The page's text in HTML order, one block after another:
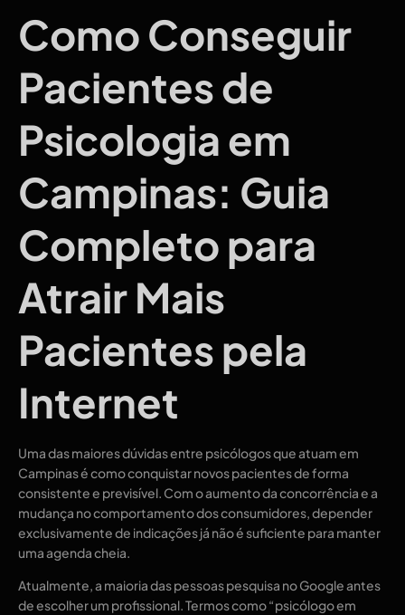
Como Conseguir
Pacientes de
Psicologia em
Campinas: Guia
Completo para
Atrair Mais
Pacientes pela
Internet
Uma das maiores dúvidas entre psicólogos que atuam em
Campinas é como conquistar novos pacientes de forma
consistente e previsível. Com o aumento da concorrência e a
mudança no comportamento dos consumidores, depender
exclusivamente de indicações já não é suficiente para manter
uma agenda cheia.
Atualmente, a maioria das pessoas pesquisa no Google antes
de escolher um profissional. Termos como “psicólogo em